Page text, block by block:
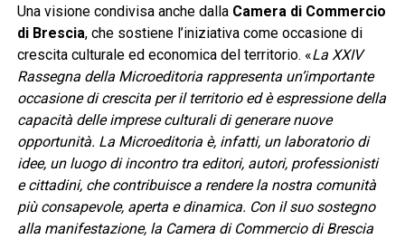
Una visione condivisa anche dalla Camera di Commercio
di Brescia, che sostiene l’iniziativa come occasione di
crescita culturale ed economica del territorio. «La XXIV
Rassegna della Microeditoria rappresenta un’importante
occasione di crescita per il territorio ed è espressione della
capacità delle imprese culturali di generare nuove
opportunità. La Microeditoria è, infatti, un laboratorio di
idee, un luogo di incontro tra editori, autori, professionisti
e cittadini, che contribuisce a rendere la nostra comunità
più consapevole, aperta e dinamica. Con il suo sostegno
alla manifestazione, la Camera di Commercio di Brescia